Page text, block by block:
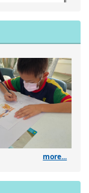
度藝術深耕繪畫課